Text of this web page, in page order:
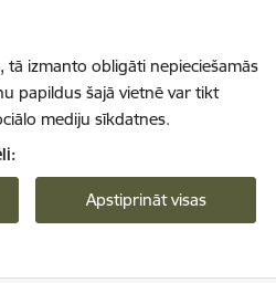
tā izmanto obligāti nepieciešamās
papildus šajā vietnē var tikt
mediju sīkdatnes.
Apstiprināt visas